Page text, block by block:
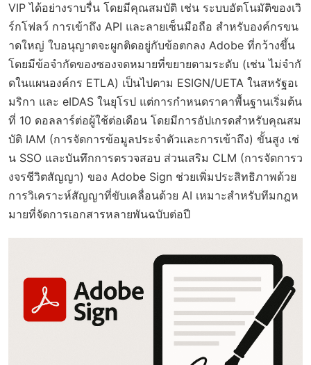
VIP ได้อย่างราบรื่น โดยมีคุณสมบัติ เช่น ระบบอัตโนมัติของเวิ
ร์กโฟลว์ การเข้าถึง API และลายเซ็นมือถือ สำหรับองค์กรขน
าดใหญ่ ใบอนุญาตจะผูกติดอยู่กับข้อตกลง Adobe ที่กว้างขึ้น
โดยมีข้อจำกัดของซองจดหมายที่ขยายตามระดับ (เช่น ไม่จำกั
ดในแผนองค์กร ETLA) เป็นไปตาม ESIGN/UETA ในสหรัฐอเ
มริกา และ eIDAS ในยุโรป แต่การกำหนดราคาพื้นฐานเริ่มต้น
ที่ 10 ดอลลาร์ต่อผู้ใช้ต่อเดือน โดยมีการอัปเกรดสำหรับคุณสม
บัติ IAM (การจัดการข้อมูลประจำตัวและการเข้าถึง) ขั้นสูง เช่
น SSO และบันทึกการตรวจสอบ ส่วนเสริม CLM (การจัดการว
งจรชีวิตสัญญา) ของ Adobe Sign ช่วยเพิ่มประสิทธิภาพด้วย
การวิเคราะห์สัญญาที่ขับเคลื่อนด้วย AI เหมาะสำหรับทีมกฎห
มายที่จัดการเอกสารหลายพันฉบับต่อปี